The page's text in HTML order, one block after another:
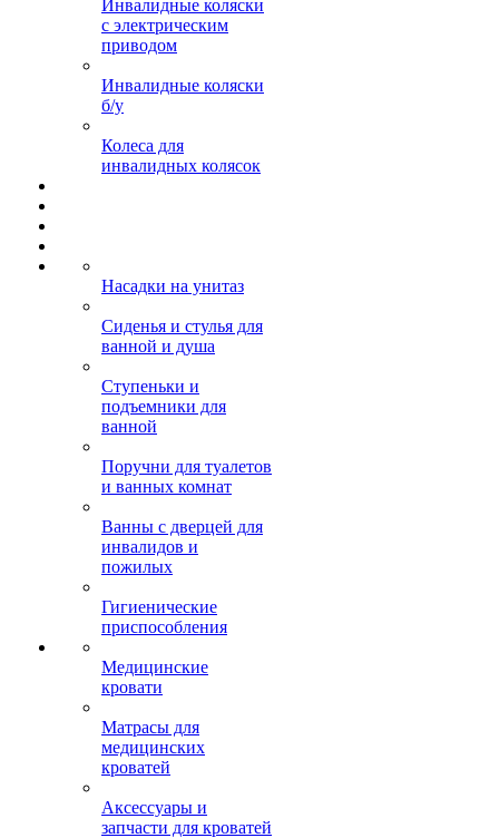
Инвалидные коляски
с электрическим
приводом
Инвалидные коляски
б/у
Колеса для
инвалидных колясок
Насадки на унитаз
Сиденья и стулья для
ванной и душа
Ступеньки и
подъемники для
ванной
Поручни для туалетов
и ванных комнат
Ванны с дверцей для
инвалидов и
пожилых
Гигиенические
приспособления
Медицинские
кровати
Матрасы для
медицинских
кроватей
Аксессуары и
запчасти для кроватей